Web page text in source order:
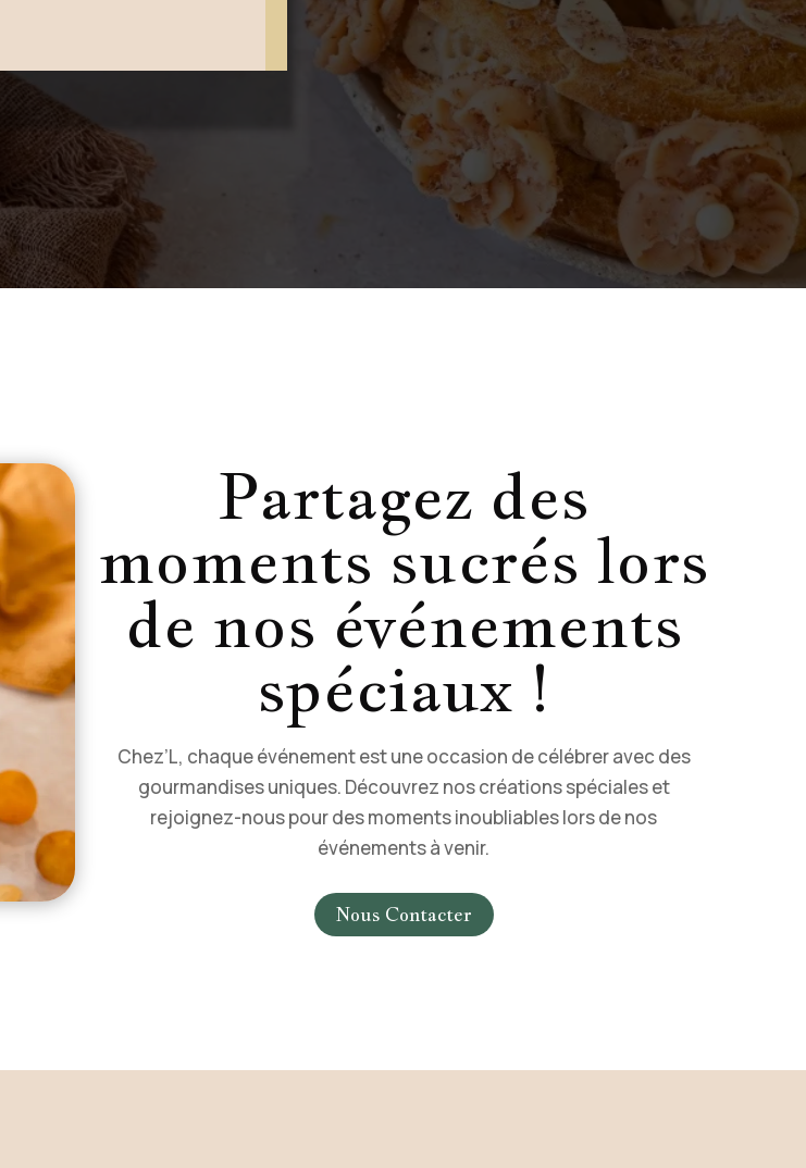
Partagez des
moments sucrés lors
de nos événements
spéciaux !
Chez’L, chaque événement est une occasion de célébrer avec des
gourmandises uniques. Découvrez nos créations spéciales et
rejoignez-nous pour des moments inoubliables lors de nos
événements à venir.
Nous Contacter